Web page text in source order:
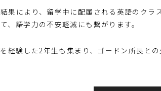
果により、留学中に配属される英語のク
、語学力の不安軽減にも繋がります。
経験した2年生も集まり、ゴードン所長と